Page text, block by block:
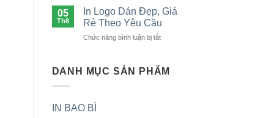
Miễn
Thiết
Kế
Tem
Decal
Số
Lấy
05
Th8
In Logo Dán Đẹp, Giá
Rẻ Theo Yêu Cầu
Chức năng bình luận bị tắtở
Dán
DANH MỤC SẢN PHẨM
IN BAO BÌ